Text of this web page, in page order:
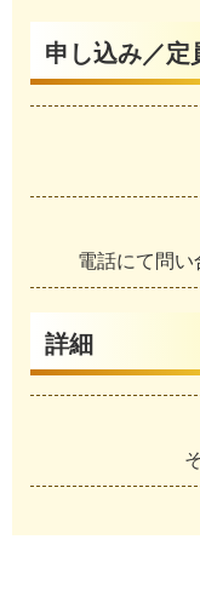
申し込み／定
電話にて問
詳細